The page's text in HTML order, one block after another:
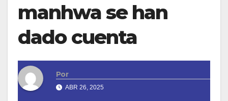
manhwa se han
dado cuenta
Por
ABR 26, 2025